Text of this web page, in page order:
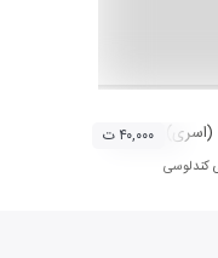
کندلوسی
۴۰,۰۰۰ ت